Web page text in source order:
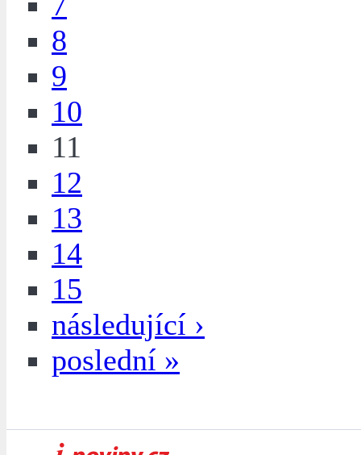
8
9
10
11
12
13
14
15
následující ›
poslední »